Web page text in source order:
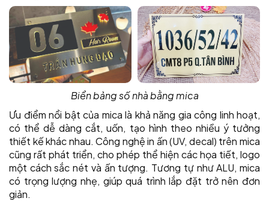
Biển bảng số nhà bằng mica
Ưu điểm nổi bật của mica là khả năng gia công linh hoạt,
có thể dễ dàng cắt, uốn, tạo hình theo nhiều ý tưởng
thiết kế khác nhau. Công nghệ in ấn (UV, decal) trên mica
cũng rất phát triển, cho phép thể hiện các họa tiết, logo
một cách sắc nét và ấn tượng. Tương tự như ALU, mica
có trọng lượng nhẹ, giúp quá trình lắp đặt trở nên đơn
giản.